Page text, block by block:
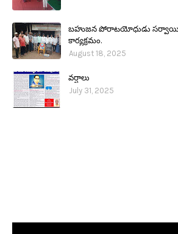
బహుజన పోరాటయోధుడు సర్వాయి
కార్యక్రమం.
August 18, 2025
వర్షాలు
July 31, 2025